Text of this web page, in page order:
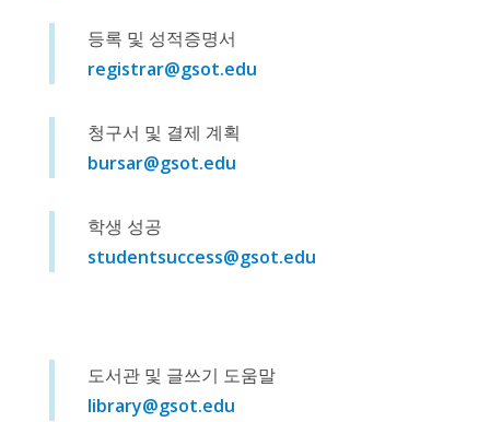
등록 및 성적증명서
registrar@gsot.edu
청구서 및 결제 계획
bursar@gsot.edu
학생 성공
studentsuccess@gsot.edu
도서관 및 글쓰기 도움말
library@gsot.edu